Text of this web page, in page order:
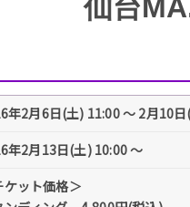
仙台
年2月6日(土) 11:00 ～ 2月10
年2月13日(土) 10:00 ～
ケット価格＞